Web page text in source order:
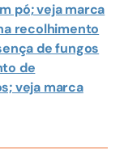
pó; veja marca
recolhimento
de fungos
de
veja marca